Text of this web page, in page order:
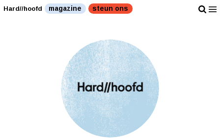
Hard//hoofd magazine steun ons